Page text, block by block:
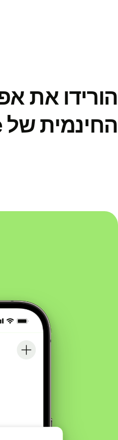
הורידו את
החינמית של Wise